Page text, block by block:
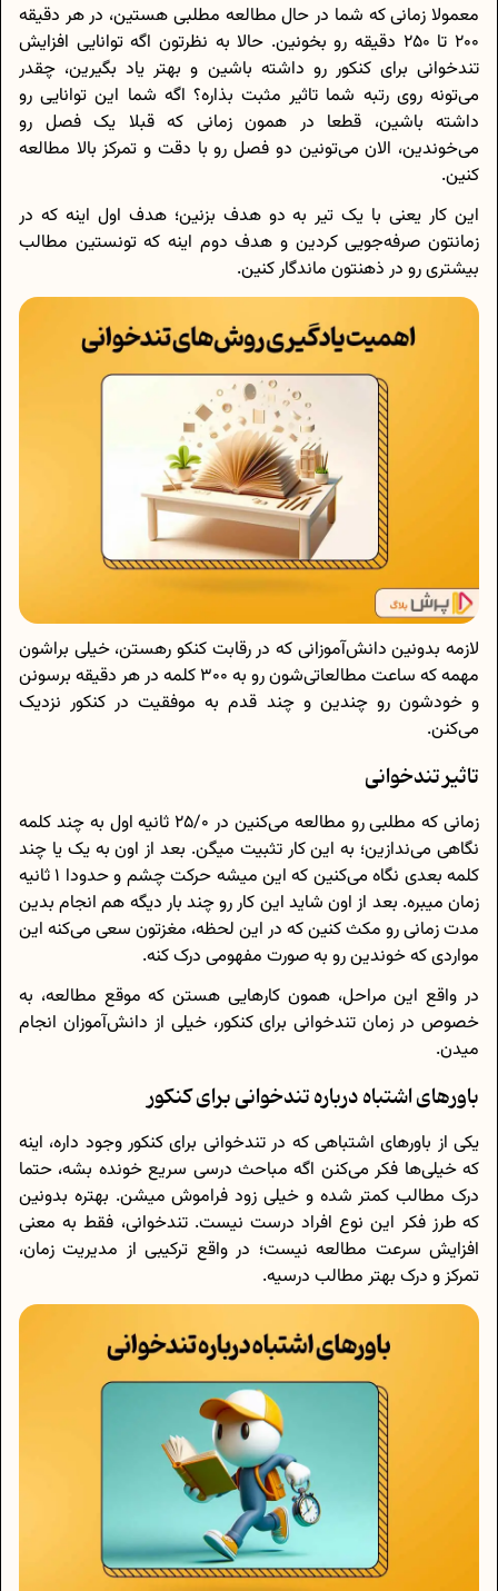
معمولا زمانی که شما در حال مطالعه مطلبی هستین، در هر دقیقه
200 تا 250 دقیقه رو بخونین. حالا به نظرتون اگه توانایی افزایش
تندخوانی برای کنکور رو داشته باشین و بهتر یاد بگیرین، چقدر
می‌تونه روی رتبه شما تاثیر مثبت بذاره؟ اگه شما این توانایی رو
داشته باشین، قطعا در همون زمانی که قبلا یک فصل رو
می‌‎خوندین، الان می‌تونین دو فصل رو با دقت و تمرکز بالا مطالعه
کنین.
این کار یعنی با یک تیر به دو هدف بزنین؛ هدف اول اینه که در
زمانتون صرفه‌جویی کردین و هدف دوم اینه که تونستین مطالب
بیشتری رو در ذهنتون ماندگار کنین.
لازمه بدونین دانش‌آموزانی که در رقابت کنکو رهستن، خیلی براشون
مهمه که ساعت مطالعاتی‌شون رو به 300 کلمه در هر دقیقه برسونن
و خودشون رو چندین و چند قدم به موفقیت در کنکور نزدیک
می‌کنن.
تاثیر تندخوانی
زمانی که مطلبی رو مطالعه می‌کنین در 25/0 ثانیه اول به چند کلمه
نگاهی می‌ندازین؛ به این کار تثبیت میگن. بعد از اون به یک یا چند
کلمه بعدی نگاه می‌کنین که این میشه حرکت چشم و حدودا 1 ثانیه
زمان میبره. بعد از اون شاید این کار رو چند بار دیگه هم انجام بدین
مدت زمانی رو مکث کنین که در این لحظه، مغزتون سعی می‌کنه این
مواردی که خوندین رو به صورت مفهومی درک کنه.
در واقع این مراحل، همون کارهایی هستن که موقع مطالعه، به
خصوص در زمان تندخوانی برای کنکور، خیلی از دانش‌آموزان انجام
میدن.
باورهای اشتباه درباره تندخوانی برای کنکور
یکی از باورهای اشتباهی که در تندخوانی برای کنکور وجود داره، اینه
که خیلی‌ها فکر می‌کنن اگه مباحث درسی سریع خونده بشه، حتما
درک مطالب کمتر شده و خیلی زود فراموش میشن. بهتره بدونین
که طرز فکر این نوع افراد درست نیست. تندخوانی، فقط به معنی
افزایش سرعت مطالعه نیست؛ در واقع ترکیبی از مدیریت زمان،
تمرکز و درک بهتر مطالب درسیه.